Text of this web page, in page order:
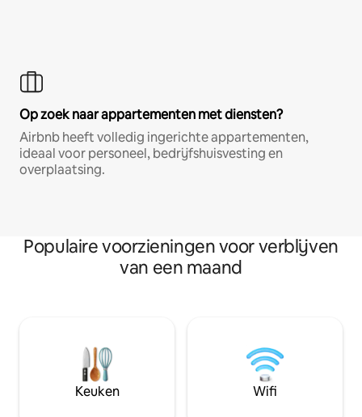
Op zoek naar appartementen met diensten?
Airbnb heeft volledig ingerichte appartementen,
ideaal voor personeel, bedrijfshuisvesting en
overplaatsing.
Populaire voorzieningen voor verblijven
van een maand
Keuken Wifi